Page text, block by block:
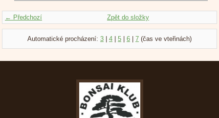
← Předchozí Zpět do složky
Automatické procházení: 3 | 4 | 5 | 6 | 7 (čas ve vteřinách)